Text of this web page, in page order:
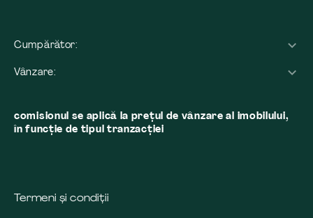
Cumpărător:
Vânzare:
comisionul se aplică la preţul de vânzare al imobilului,
în funcţie de tipul tranzacţiei
Termeni și condiții